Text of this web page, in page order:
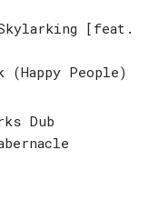
[feat.
(Happy People)
Dub